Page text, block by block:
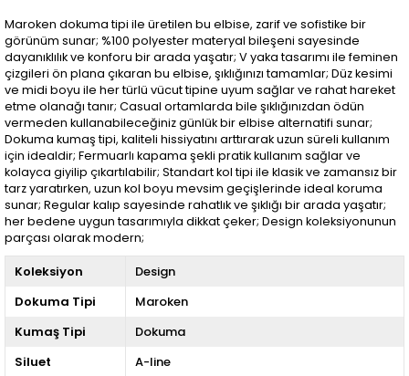
Maroken dokuma tipi ile üretilen bu elbise, zarif ve sofistike bir
görünüm sunar; %100 polyester materyal bileşeni sayesinde
dayanıklılık ve konforu bir arada yaşatır; V yaka tasarımı ile feminen
çizgileri ön plana çıkaran bu elbise, şıklığınızı tamamlar; Düz kesimi
ve midi boyu ile her türlü vücut tipine uyum sağlar ve rahat hareket
etme olanağı tanır; Casual ortamlarda bile şıklığınızdan ödün
vermeden kullanabileceğiniz günlük bir elbise alternatifi sunar;
Dokuma kumaş tipi, kaliteli hissiyatını arttırarak uzun süreli kullanım
için idealdir; Fermuarlı kapama şekli pratik kullanım sağlar ve
kolayca giyilip çıkartılabilir; Standart kol tipi ile klasik ve zamansız bir
tarz yaratırken, uzun kol boyu mevsim geçişlerinde ideal koruma
sunar; Regular kalıp sayesinde rahatlık ve şıklığı bir arada yaşatır;
her bedene uygun tasarımıyla dikkat çeker; Design koleksiyonunun
parçası olarak modern;
Koleksiyon
Design
Dokuma Tipi
Maroken
Kumaş Tipi
Dokuma
Siluet
A-line